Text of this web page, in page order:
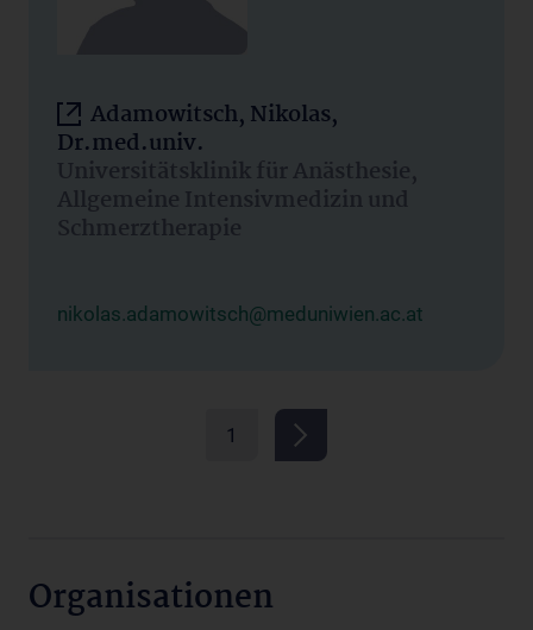
Adamowitsch, Nikolas,
Dr.med.univ.
Universitätsklinik für Anästhesie,
Allgemeine Intensivmedizin und
Schmerztherapie
nikolas.adamowitsch@meduniwien.ac.at
1
Organisationen